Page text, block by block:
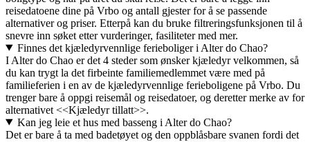
reisedatoene dine på Vrbo og antall gjester for å se passende
alternativer og priser. Etterpå kan du bruke filtreringsfunksjonen til å
snevre inn søket etter vurderinger, fasiliteter med mer.
Finnes det kjæledyrvennlige ferieboliger i Alter do Chao?
I Alter do Chao er det 4 steder som ønsker kjæledyr velkommen, så
du kan trygt la det firbeinte familiemedlemmet være med på
familieferien i en av de kjæledyrvennlige ferieboligene på Vrbo. Du
trenger bare å oppgi reisemål og reisedatoer, og deretter merke av for
alternativet <<Kjæledyr tillatt>>.
Kan jeg leie et hus med basseng i Alter do Chao?
Det er bare å ta med badetøyet og den oppblåsbare svanen fordi det